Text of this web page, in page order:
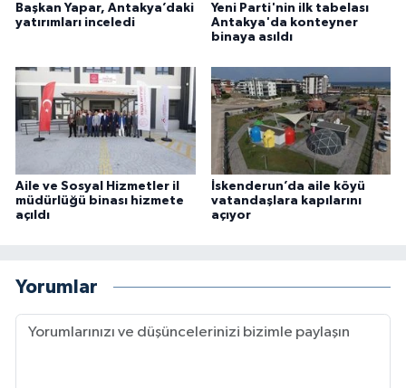
Başkan Yapar, Antakya’daki
yatırımları inceledi
Yeni Parti'nin ilk tabelası
Antakya'da konteyner
binaya asıldı
Aile ve Sosyal Hizmetler il
müdürlüğü binası hizmete
açıldı
İskenderun’da aile köyü
vatandaşlara kapılarını
açıyor
Yorumlar